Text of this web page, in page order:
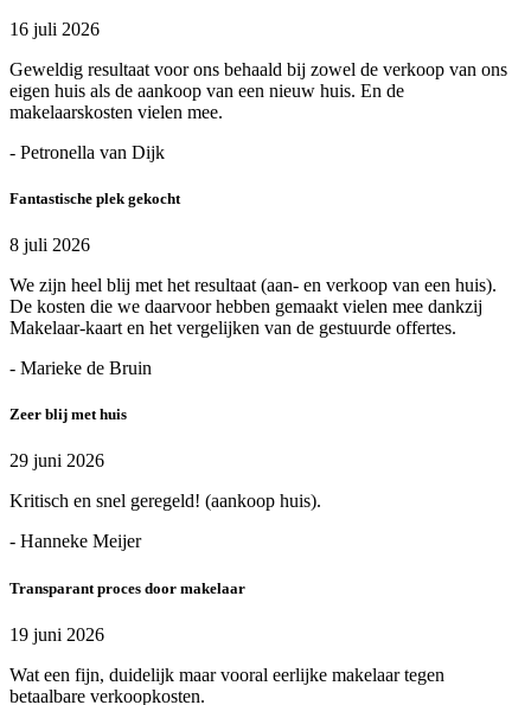
16 juli 2026
Geweldig resultaat voor ons behaald bij zowel de verkoop van ons
eigen huis als de aankoop van een nieuw huis. En de
makelaarskosten vielen mee.
- Petronella van Dijk
Fantastische plek gekocht
8 juli 2026
We zijn heel blij met het resultaat (aan- en verkoop van een huis).
De kosten die we daarvoor hebben gemaakt vielen mee dankzij
Makelaar-kaart en het vergelijken van de gestuurde offertes.
- Marieke de Bruin
Zeer blij met huis
29 juni 2026
Kritisch en snel geregeld! (aankoop huis).
- Hanneke Meijer
Transparant proces door makelaar
19 juni 2026
Wat een fijn, duidelijk maar vooral eerlijke makelaar tegen
betaalbare verkoopkosten.